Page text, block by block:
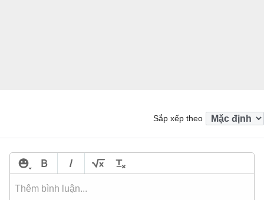
Sắp xếp theo